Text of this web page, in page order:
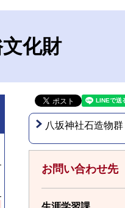
化財
八坂神社石造物群
お問い合わせ先